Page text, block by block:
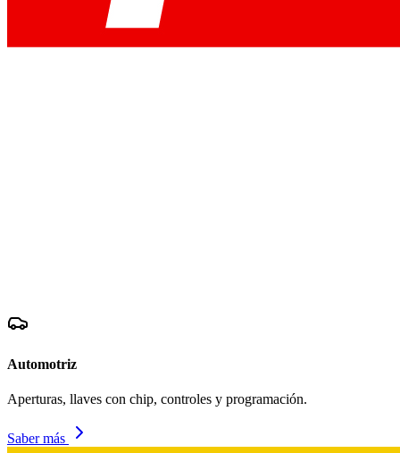
Automotriz
Aperturas, llaves con chip, controles y programación.
Saber más